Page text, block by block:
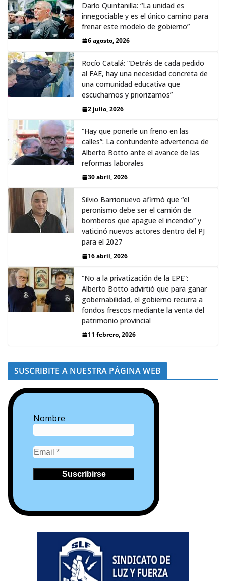
Darío Quintanilla: “La unidad es
innegociable y es el único camino para
frenar este modelo de gobierno”
6 agosto, 2026
Rocío Catalá: “Detrás de cada pedido
al FAE, hay una necesidad concreta de
una comunidad educativa que
escuchamos y priorizamos”
2 julio, 2026
“Hay que ponerle un freno en las
calles”: La contundente advertencia de
Alberto Botto ante el avance de las
reformas laborales
30 abril, 2026
Silvio Barrionuevo afirmó que “el
peronismo debe ser el camión de
bomberos que apague el incendio” y
vaticinó nuevos actores dentro del PJ
para el 2027
16 abril, 2026
“No a la privatización de la EPE”:
Alberto Botto advirtió que para ganar
gobernabilidad, el gobierno recurra a
fondos frescos mediante la venta del
patrimonio provincial
11 febrero, 2026
SUSCRIBITE A NUESTRA PÁGINA WEB
Nombre